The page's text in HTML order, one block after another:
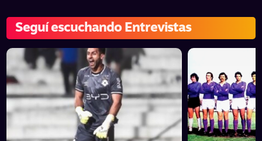
Seguí escuchando Entrevistas